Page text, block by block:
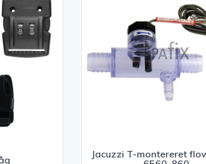
Jacuzzi T-montereret